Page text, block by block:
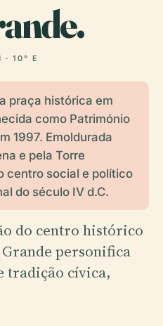
· 10° E
praça histórica em
como Património
1997. Emoldurada
e pela Torre
centro social e político
do século IV d.C.
do centro histórico
personifica
tradição cívica,